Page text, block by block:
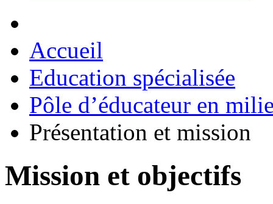
Accueil
Education spécialisée
Pôle d’éducateur en
Présentation et mission
Mission et objectifs